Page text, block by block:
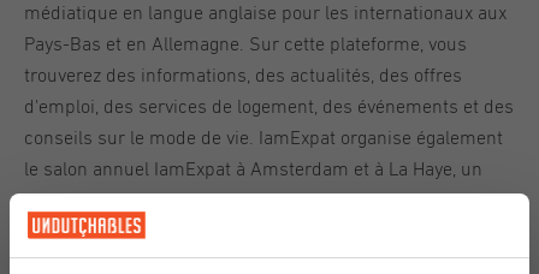
médiatique en langue anglaise pour les internationaux aux
Pays-Bas et en Allemagne. Sur cette plateforme, vous
trouverez des informations, des actualités, des offres
d'emploi, des services de logement, des événements et des
conseils sur le mode de vie. IamExpat organise également
le salon annuel IamExpat à Amsterdam et à La Haye, un
conçu pour mettre en relation et soutenir la communauté
des expatriés aux Pays-Bas.